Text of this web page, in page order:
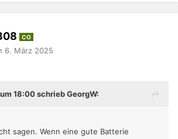
CO
6. März 2025
18:00 schrieb GeorgW:
sagen. Wenn eine gute Batterie